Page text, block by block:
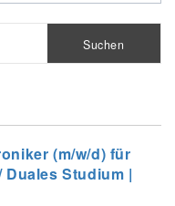
(m/w/d) für
Studium |